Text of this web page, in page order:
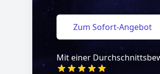
Zum Sofort-Angebot
Mit einer